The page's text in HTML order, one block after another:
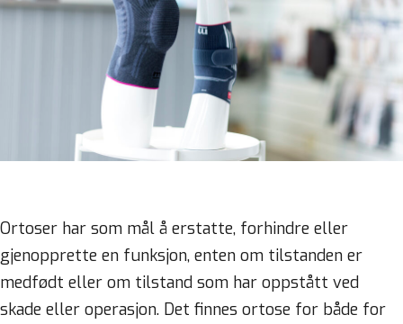
Ortoser har som mål å erstatte, forhindre eller
gjenopprette en funksjon, enten om tilstanden er
medfødt eller om tilstand som har oppstått ved
skade eller operasjon. Det finnes ortose for både for